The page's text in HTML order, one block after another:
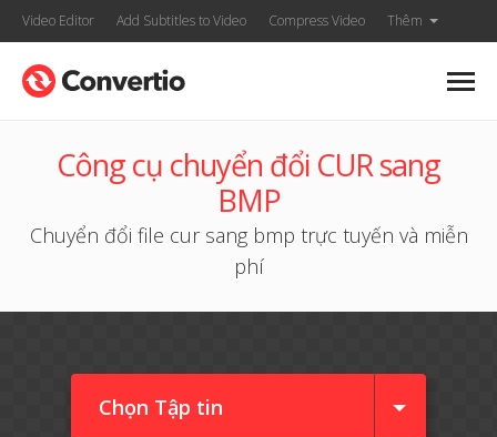
Video Editor Add Subtitles to Video Compress Video Thêm
Công cụ chuyển đổi CUR sang
BMP
Chuyển đổi file cur sang bmp trực tuyến và miễn
phí
Chọn Tập tin